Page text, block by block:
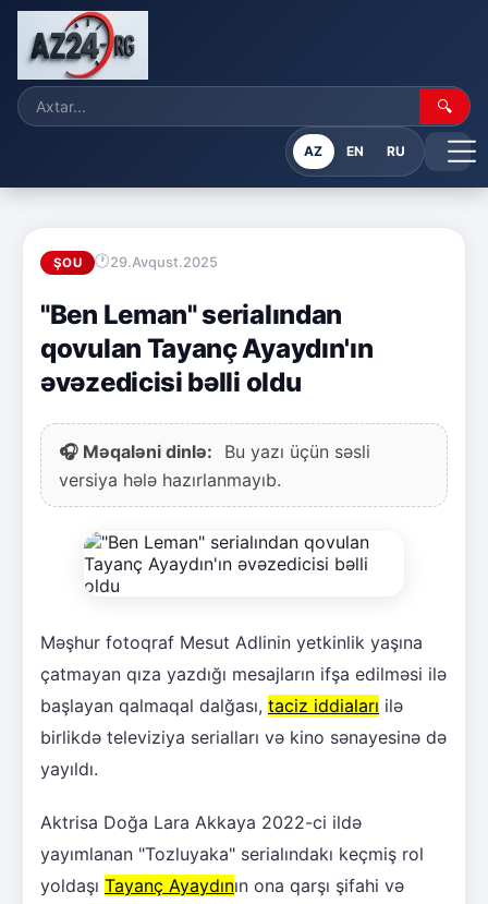
🔍
AZ EN RU
ŞOU 29.Avqust.2025
"Ben Leman" serialından
qovulan Tayanç Ayaydın'ın
əvəzedicisi bəlli oldu
🎧 Məqaləni dinlə:
Bu yazı üçün səsli
versiya hələ hazırlanmayıb.
Məşhur fotoqraf Mesut Adlinin yetkinlik yaşına
çatmayan qıza yazdığı mesajların ifşa edilməsi ilə
başlayan qalmaqal dalğası, taciz iddiaları ilə
birlikdə televiziya serialları və kino sənayesinə də
yayıldı.
Aktrisa Doğa Lara Akkaya 2022-ci ildə
yayımlanan "Tozluyaka" serialındakı keçmiş rol
yoldaşı Tayanç Ayaydının ona qarşı şifahi və